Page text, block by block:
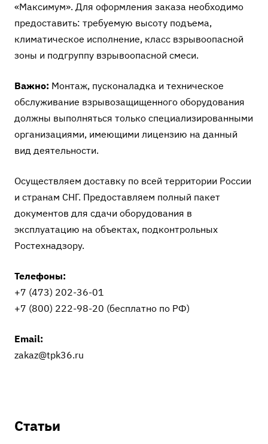
«Максимум». Для оформления заказа необходимо
предоставить: требуемую высоту подъема,
климатическое исполнение, класс взрывоопасной
зоны и подгруппу взрывоопасной смеси.
Важно: Монтаж, пусконаладка и техническое
обслуживание взрывозащищенного оборудования
должны выполняться только специализированными
организациями, имеющими лицензию на данный
вид деятельности.
Осуществляем доставку по всей территории России
и странам СНГ. Предоставляем полный пакет
документов для сдачи оборудования в
эксплуатацию на объектах, подконтрольных
Ростехнадзору.
Телефоны:
+7 (473) 202-36-01
+7 (800) 222-98-20 (бесплатно по РФ)
Email:
zakaz@tpk36.ru
Статьи